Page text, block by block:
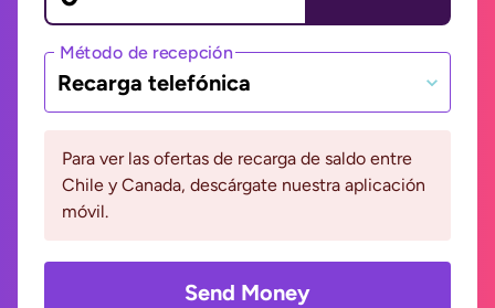
Método de recepción
Recarga telefónica
Para ver las ofertas de recarga de saldo entre
Chile y Canada, descárgate nuestra aplicación
móvil.
Send Money